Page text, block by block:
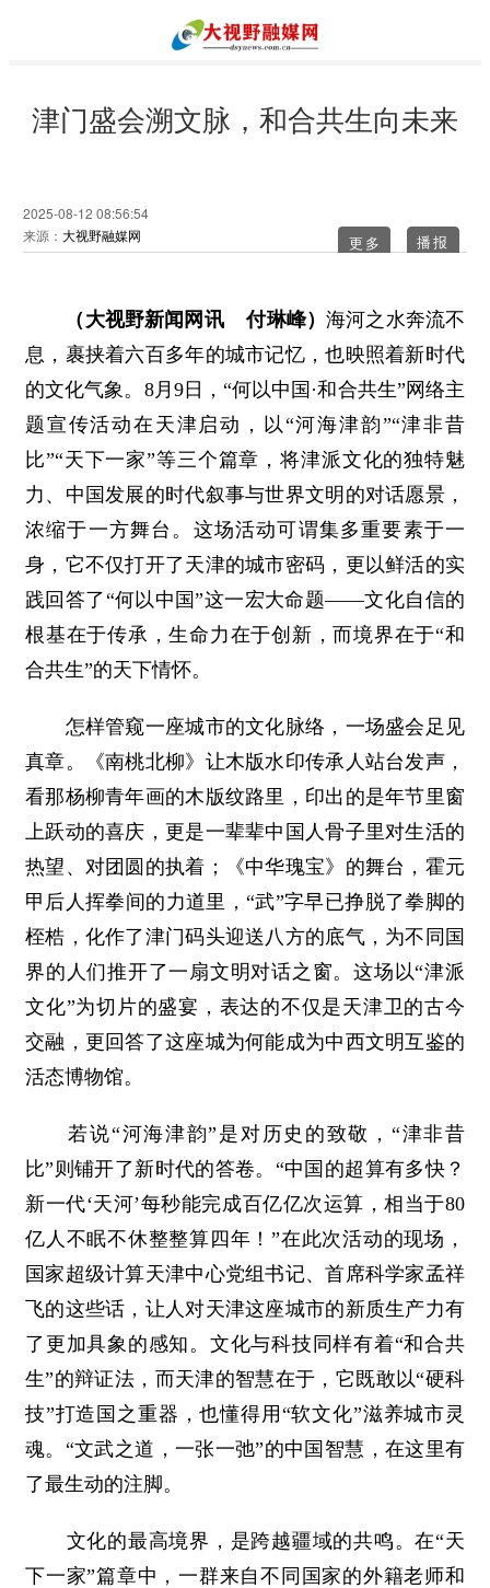
津门盛会溯文脉，和合共生向未来
2025-08-12 08:56:54
来源： 大视野融媒网 更多
（大视野新闻网讯 付琳峰）海河之水奔流不
息，裹挟着六百多年的城市记忆，也映照着新时代
的文化气象。8月9日，“何以中国·和合共生”网络主
题宣传活动在天津启动，以“河海津韵”“津非昔
比”“天下一家”等三个篇章，将津派文化的独特魅
力、中国发展的时代叙事与世界文明的对话愿景，
浓缩于一方舞台。这场活动可谓集多重要素于一
身，它不仅打开了天津的城市密码，更以鲜活的实
践回答了“何以中国”这一宏大命题——文化自信的
根基在于传承，生命力在于创新，而境界在于“和
合共生”的天下情怀。
怎样管窥一座城市的文化脉络，一场盛会足见
真章。《南桃北柳》让木版水印传承人站台发声，
看那杨柳青年画的木版纹路里，印出的是年节里窗
上跃动的喜庆，更是一辈辈中国人骨子里对生活的
热望、对团圆的执着；《中华瑰宝》的舞台，霍元
甲后人挥拳间的力道里，“武”字早已挣脱了拳脚的
桎梏，化作了津门码头迎送八方的底气，为不同国
界的人们推开了一扇文明对话之窗。这场以“津派
文化”为切片的盛宴，表达的不仅是天津卫的古今
交融，更回答了这座城为何能成为中西文明互鉴的
活态博物馆。
若说“河海津韵”是对历史的致敬，“津非昔
比”则铺开了新时代的答卷。“中国的超算有多快？
新一代‘天河’每秒能完成百亿亿次运算，相当于80
亿人不眠不休整整算四年！”在此次活动的现场，
国家超级计算天津中心党组书记、首席科学家孟祥
飞的这些话，让人对天津这座城市的新质生产力有
了更加具象的感知。文化与科技同样有着“和合共
生”的辩证法，而天津的智慧在于，它既敢以“硬科
技”打造国之重器，也懂得用“软文化”滋养城市灵
魂。“文武之道，一张一弛”的中国智慧，在这里有
了最生动的注脚。
文化的最高境界，是跨越疆域的共鸣。在“天
下一家”篇章中，一群来自不同国家的外籍老师和